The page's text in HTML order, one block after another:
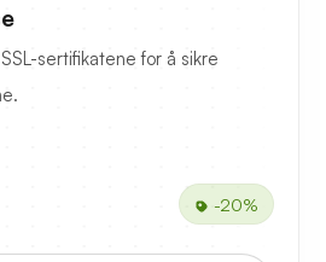
sertifikatene for å sikre
-20%